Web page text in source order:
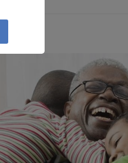
à
à des